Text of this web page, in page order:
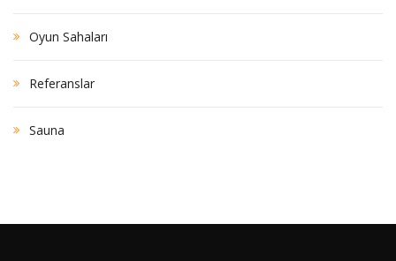
Oyun Sahaları
Referanslar
Sauna